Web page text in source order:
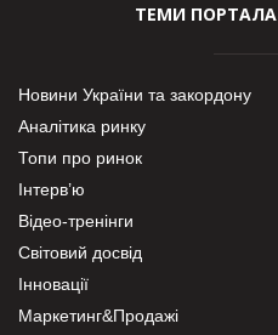
ТЕМИ ПОРТАЛА
Новини України та закордону
Аналітика ринку
Топи про ринок
Інтерв’ю
Відео-тренінги
Світовий досвід
Інновації
Маркетинг&Продажі